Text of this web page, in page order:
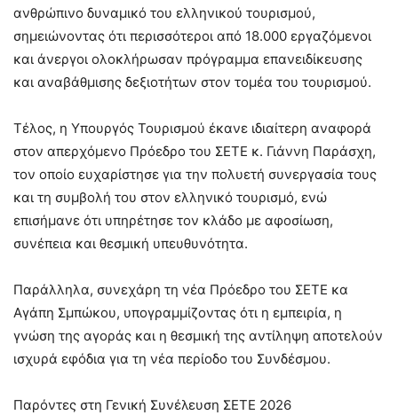
ανθρώπινο δυναμικό του ελληνικού τουρισμού,
σημειώνοντας ότι περισσότεροι από 18.000 εργαζόμενοι
και άνεργοι ολοκλήρωσαν πρόγραμμα επανειδίκευσης
και αναβάθμισης δεξιοτήτων στον τομέα του τουρισμού.
Τέλος, η Υπουργός Τουρισμού έκανε ιδιαίτερη αναφορά
στον απερχόμενο Πρόεδρο του ΣΕΤΕ κ. Γιάννη Παράσχη,
τον οποίο ευχαρίστησε για την πολυετή συνεργασία τους
και τη συμβολή του στον ελληνικό τουρισμό, ενώ
επισήμανε ότι υπηρέτησε τον κλάδο με αφοσίωση,
συνέπεια και θεσμική υπευθυνότητα.
Παράλληλα, συνεχάρη τη νέα Πρόεδρο του ΣΕΤΕ κα
Αγάπη Σμπώκου, υπογραμμίζοντας ότι η εμπειρία, η
γνώση της αγοράς και η θεσμική της αντίληψη αποτελούν
ισχυρά εφόδια για τη νέα περίοδο του Συνδέσμου.
Παρόντες στη Γενική Συνέλευση ΣΕΤΕ 2026